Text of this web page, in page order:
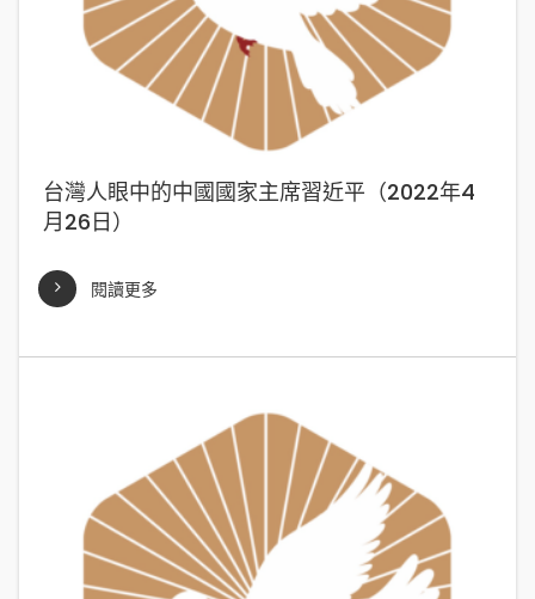
台灣人眼中的中國國家主席習近平（2022年4
月26日）
閱讀更多